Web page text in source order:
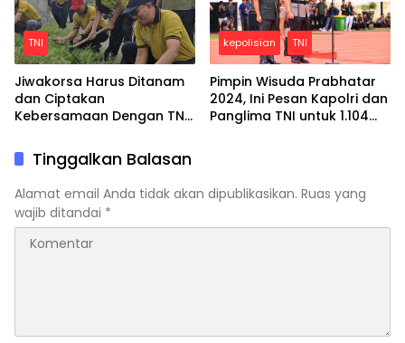
TNI
Jiwakorsa Harus Ditanam
dan Ciptakan
Kebersamaan Dengan TNI,
Tarik Kerja Bakti Bersih-
bersih Desa
kepolisian TNI
Pimpin Wisuda Prabhatar
2024, Ini Pesan Kapolri dan
Panglima TNI untuk 1.104
Tinggalkan Balasan
Alamat email Anda tidak akan dipublikasikan. Ruas yang
wajib ditandai *